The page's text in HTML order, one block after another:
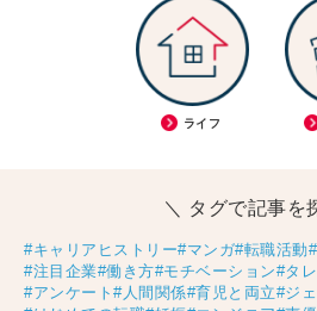
ライフ
＼ タグで記事を
#キャリアヒストリー#マンガ#転職活動
#注目企業#働き方#モチベーション#タ
#アンケート #人間関係#育児と両立#ジ